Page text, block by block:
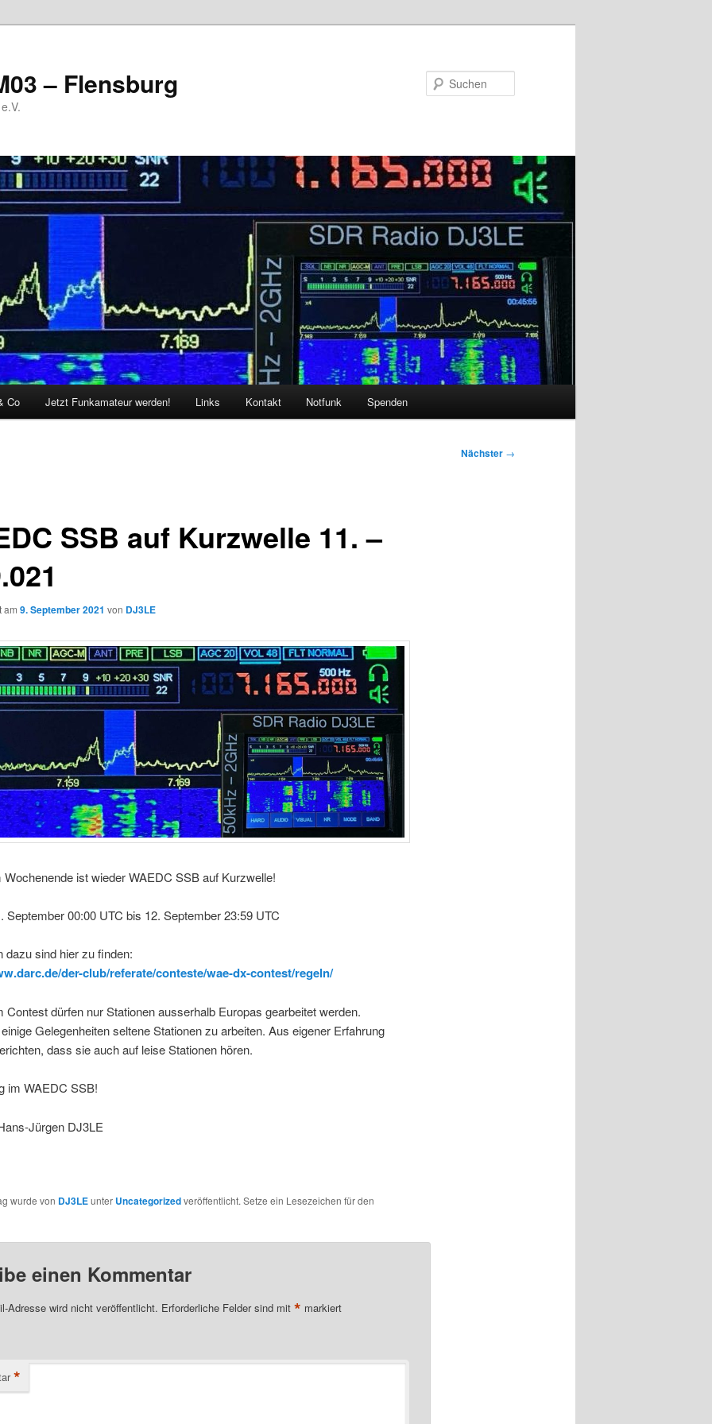
– Flensburg
Co Jetzt Funkamateur werden! Links Kontakt Notfunk Spenden
Nächster →
SSB auf Kurzwelle 11. –
am 9. September 2021 von DJ3LE
Wochenende ist wieder WAEDC SSB auf Kurzwelle!
September 00:00 UTC bis 12. September 23:59 UTC
dazu sind hier zu finden:
der-club/referate/conteste/wae-dx-contest/regeln/
Contest dürfen nur Stationen ausserhalb Europas gearbeitet werden.
Gelegenheiten seltene Stationen zu arbeiten. Aus eigener Erfahrung
dass sie auch auf leise Stationen hören.
im WAEDC SSB!
Jürgen DJ3LE
wurde von DJ3LEunter Uncategorizedveröffentlicht. Setze ein Lesezeichen für den
einen Kommentar
Adresse wird nicht veröffentlicht. Erforderliche Felder sind mit * markiert
*